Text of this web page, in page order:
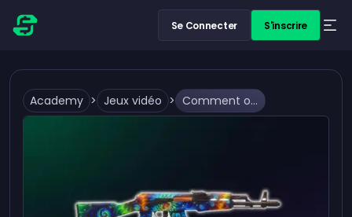
Se Connecter S'inscrire
Academy > Jeux vidéo > Comment obtenir des skins CS2 gratuitement en 2026